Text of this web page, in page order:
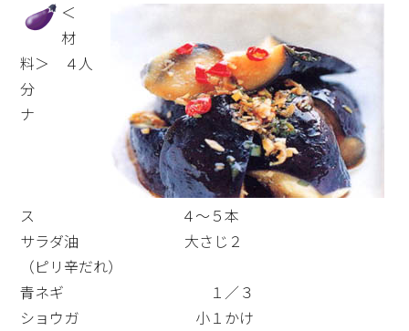
＜
材
料＞ ４人
分
ナ
ス ４～５本
サラダ油 大さじ２
（ピリ辛だれ）
青ネギ １／３
ショウガ 小１かけ